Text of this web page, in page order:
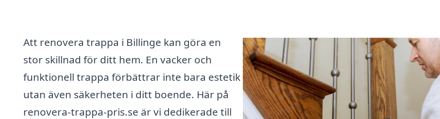
Att renovera trappa i Billinge kan göra en
stor skillnad för ditt hem. En vacker och
funktionell trappa förbättrar inte bara estetik
utan även säkerheten i ditt boende. Här på
renovera-trappa-pris.se är vi dedikerade till